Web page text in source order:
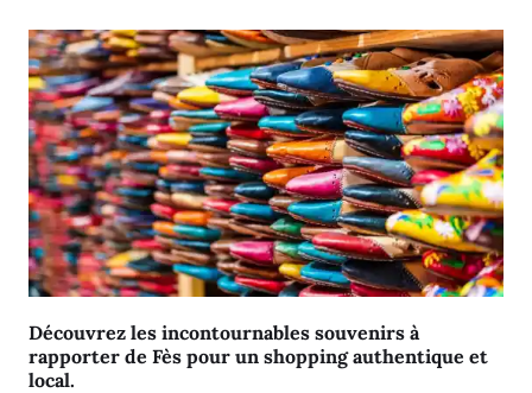
Découvrez les incontournables souvenirs à
rapporter de Fès pour un shopping authentique et
local.